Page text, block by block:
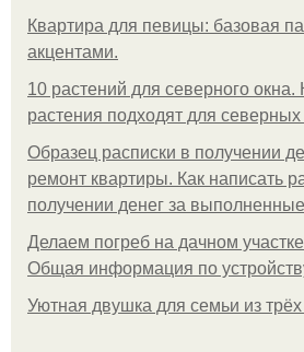
Квартира для певицы: базовая
акцентами.
10 растений для северного окна.
растения подходят для северных
Образец расписки в получении
ремонт квартиры. Как написать
получении денег за
Делаем погреб на дачном
Общая информация по
Уютная двушка для семьи из трёх